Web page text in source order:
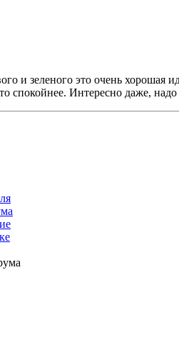
и зеленого это очень хорошая
спокойнее. Интересно даже,